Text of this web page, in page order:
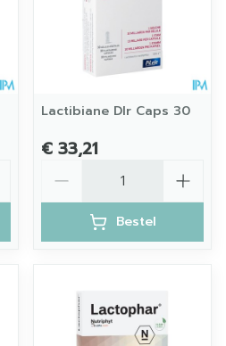
Lactibiane Dlr Caps 30
€ 33,21
Bestel